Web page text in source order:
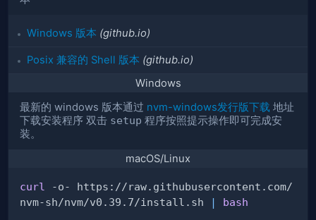
Windows 版本 (github.io)
Posix 兼容的 Shell 版本 (github.io)
Windows
最新的 windows 版本通过 nvm-windows发行版下载 地址
下载安装程序 双击 setup 程序按照提示操作即可完成安
装。
macOS/Linux
curl
-o- https://raw.githubusercontent.com/
nvm-sh/nvm/v0.39.7/install.sh
| bash